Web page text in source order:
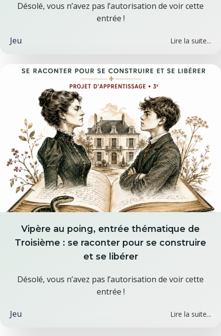
Désolé, vous n’avez pas l’autorisation de voir cette
entrée !
Jeu Lire la suite...
Vipère au poing, entrée thématique de
Troisième : se raconter pour se construire
et se libérer
Désolé, vous n’avez pas l’autorisation de voir cette
entrée !
Jeu Lire la suite...